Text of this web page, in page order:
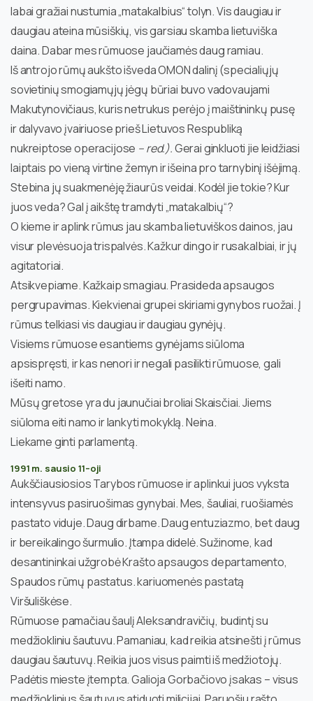
labai gražiai nustumia „matakalbius“ tolyn. Vis daugiau ir
daugiau ateina mūsiškių, vis garsiau skamba lietuviška
daina. Dabar mes rūmuose jaučiamės daug ramiau.
Iš antrojo rūmų aukšto išveda OMON dalinį (specialiųjų
sovietinių smogiamųjų jėgų būriai buvo vadovaujami
Makutynovičiaus, kuris netrukus perėjo į maištininkų pusę
ir dalyvavo įvairiuose prieš Lietuvos Respubliką
nukreiptose operacijose – red.).Gerai ginkluoti jie leidžiasi
laiptais po vieną virtine žemyn ir išeina pro tarnybinį išėjimą.
Stebina jų suakmenėję žiaurūs veidai. Kodėl jie tokie? Kur
juos veda? Gal į aikštę tramdyti „matakalbių“?
O kieme ir aplink rūmus jau skamba lietuviškos dainos, jau
visur plevėsuoja trispalvės. Kažkur dingo ir rusakalbiai, ir jų
agitatoriai.
Atsikvepiame. Kažkaip smagiau. Prasideda apsaugos
pergrupavimas. Kiekvienai grupei skiriami gynybos ruožai. Į
rūmus telkiasi vis daugiau ir daugiau gynėjų.
Visiems rūmuose esantiems gynėjams siūloma
apsispręsti, ir kas nenori ir negali pasilikti rūmuose, gali
išeiti namo.
Mūsų gretose yra du jaunučiai broliai Skaisčiai. Jiems
siūloma eiti namo ir lankyti mokyklą. Neina.
Liekame ginti parlamentą.
1991 m. sausio 11–oji
Aukščiausiosios Tarybos rūmuose ir aplinkui juos vyksta
intensyvus pasiruošimas gynybai. Mes, šauliai, ruošiamės
pastato viduje. Daug dirbame. Daug entuziazmo, bet daug
ir bereikalingo šurmulio. Įtampa didelė. Sužinome, kad
desantininkai užgrobė Krašto apsaugos departamento,
Spaudos rūmų pastatus. kariuomenės pastatą
Viršuliškėse.
Rūmuose pamačiau šaulį Aleksandravičių, budintį su
medžiokliniu šautuvu. Pamaniau, kad reikia atsinešti į rūmus
daugiau šautuvų. Reikia juos visus paimti iš medžiotojų.
Padėtis mieste įtempta. Galioja Gorbačiovo įsakas – visus